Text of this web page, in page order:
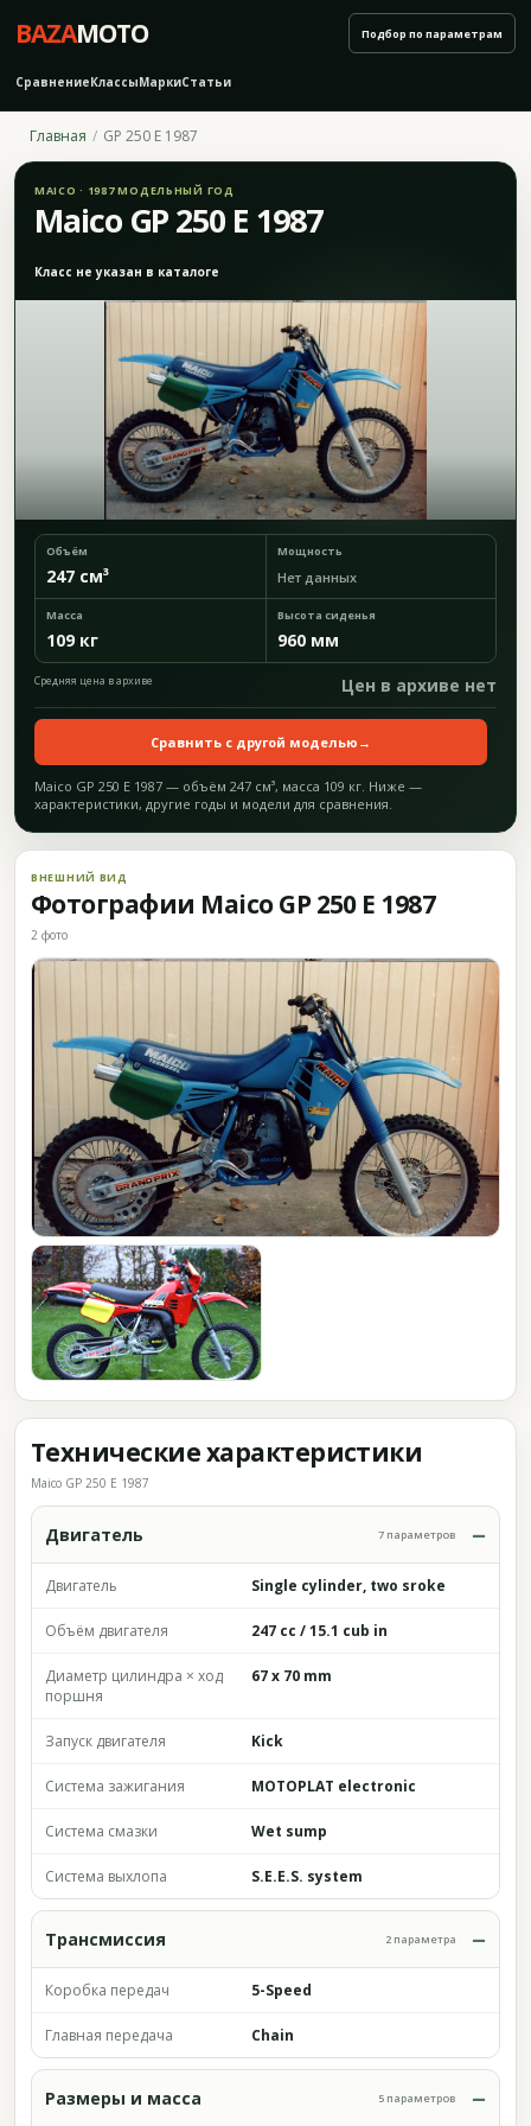
BAZAMOTO
СравнениеКлассыМаркиСтатьи
Подбор по параметрам
Главная GP 250 E 1987
MAICO · 1987 МОДЕЛЬНЫЙ ГОД
Maico GP 250 E 1987
Класс не указан в каталоге
Объём
247 см³
Мощность
Нет данных
Масса
109 кг
Высота сиденья
960 мм
Средняя цена в архиве Цен в архиве нет
Сравнить с другой моделью →
Maico GP 250 E 1987 — объём 247 см³, масса 109 кг. Ниже —
характеристики, другие годы и модели для сравнения.
ВНЕШНИЙ ВИД
Фотографии Maico GP 250 E 1987
2 фото
Технические характеристики
Maico GP 250 E 1987
Двигатель 7 параметров
Двигатель Single cylinder, two sroke
Объём двигателя 247 cc / 15.1 cub in
Диаметр цилиндра × ход
поршня
67 x 70 mm
Запуск двигателя Kick
Система зажигания MOTOPLAT electronic
Система смазки Wet sump
Система выхлопа S.E.E.S. system
Трансмиссия 2 параметра
Коробка передач 5-Speed
Главная передача Chain
Размеры и масса 5 параметров